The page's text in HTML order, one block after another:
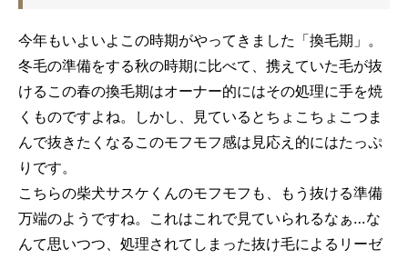
今年もいよいよこの時期がやってきました「換毛期」。
冬毛の準備をする秋の時期に比べて、携えていた毛が抜
けるこの春の換毛期はオーナー的にはその処理に手を焼
くものですよね。しかし、見ているとちょこちょこつま
んで抜きたくなるこのモフモフ感は見応え的にはたっぷ
りです。
こちらの柴犬サスケくんのモフモフも、もう抜ける準備
万端のようですね。これはこれで見ていられるなぁ…な
んて思いつつ、処理されてしまった抜け毛によるリーゼ